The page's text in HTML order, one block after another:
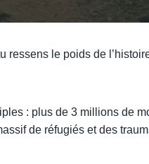
ressens le poids de
: plus de 3 millions de
de réfugiés et des